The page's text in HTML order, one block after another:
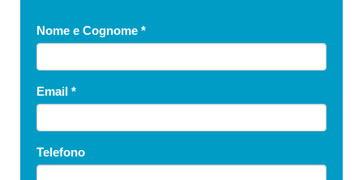
Nome e Cognome *
Email *
Telefono